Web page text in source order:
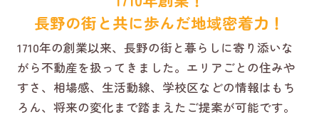
長野の街と共に歩んだ地域密着力！
1710年の創業以来、長野の街と暮らしに寄り添いな
がら不動産を扱ってきました。エリアごとの住みや
すさ、相場感、生活動線、学校区などの情報はもち
ろん、将来の変化まで踏まえたご提案が可能です。